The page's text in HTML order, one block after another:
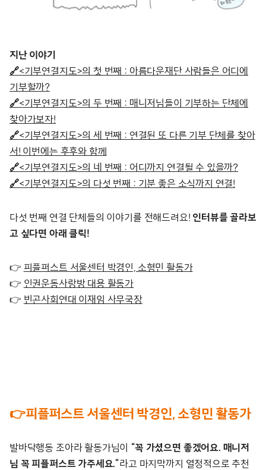
지난 이야기
🔗<기부연결지도>의 첫 번째 : 아름다운재단 사람들은 어디에
기부할까?
🔗<기부연결지도>의 두 번째 : 매니저님들이 기부하는 단체에
찾아가보자!
🔗<기부연결지도>의 세 번째 : 연결된 또 다른 기부 단체를 찾아
서! 이번에는 후후와 함께
🔗<기부연결지도>의 네 번째 : 어디까지 연결될 수 있을까?
🔗<기부연결지도>의 다섯 번째 : 기분 좋은 소식까지 연결!
다섯 번째 연결 단체들의 이야기를 전해드려요! 인터뷰를 골라보
고 싶다면 아래 클릭!
👉 피플퍼스트 서울센터 박경인, 소형민 활동가
👉 인권운동사랑방 대용 활동가
👉 빈곤사회연대 이재임 사무국장
👉피플퍼스트 서울센터 박경인, 소형민 활동가
발바닥행동 조아라 활동가님이 “꼭 가셨으면 좋겠어요. 매니저
님 꼭 피플퍼스트 가주세요.”라고 마지막까지 열정적으로 추천